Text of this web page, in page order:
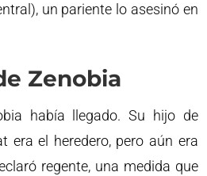
un pariente lo asesinó en
Zenobia
había llegado. Su hijo de
era el heredero, pero aún era
regente, una medida que